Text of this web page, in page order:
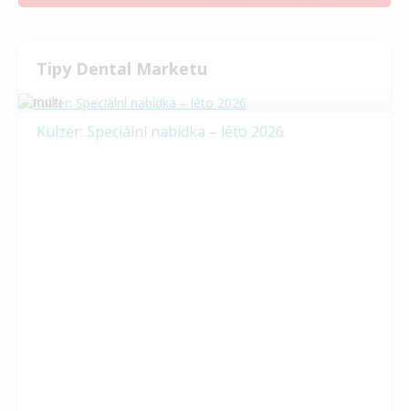
Tipy Dental Marketu
Kulzer: Speciální nabídka – léto 2026